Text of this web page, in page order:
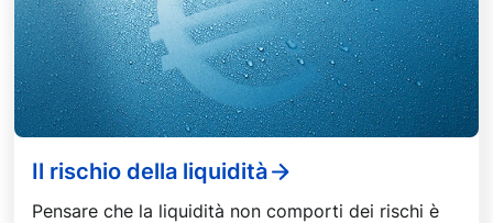
Il rischio della liquidità
Pensare che la liquidità non comporti dei rischi è